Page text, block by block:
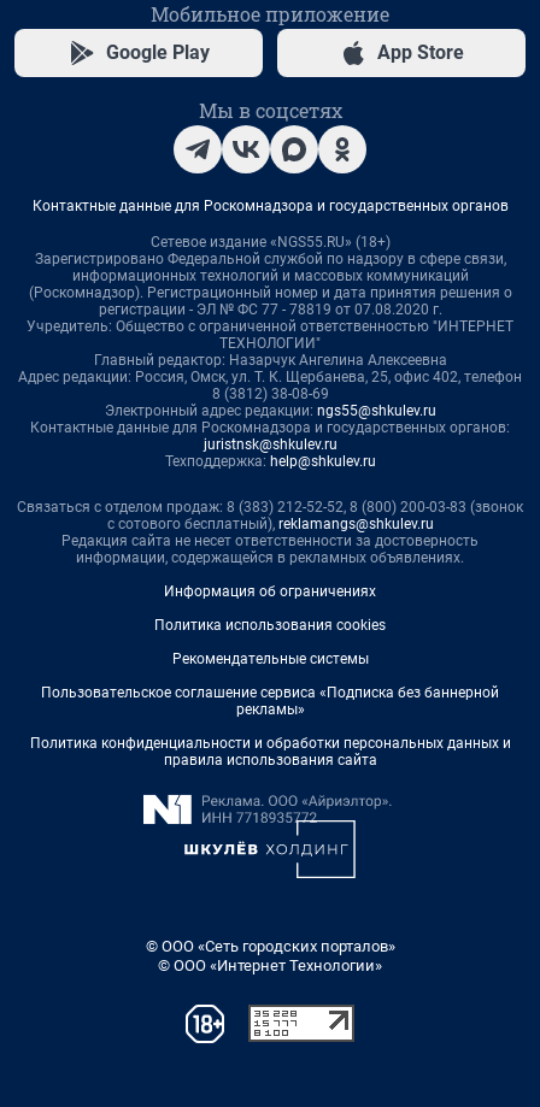
Мобильное приложение
Google Play App Store
Мы в соцсетях
Контактные данные для Роскомнадзора и государственных органов
Сетевое издание «NGS55.RU» (18+)
Зарегистрировано Федеральной службой по надзору в сфере связи,
информационных технологий и массовых коммуникаций
(Роскомнадзор). Регистрационный номер и дата принятия решения о
регистрации - ЭЛ № ФС 77 - 78819 от 07.08.2020 г.
Учредитель: Общество с ограниченной ответственностью "ИНТЕРНЕТ
ТЕХНОЛОГИИ"
Главный редактор: Назарчук Ангелина Алексеевна
Адрес редакции: Россия, Омск, ул. Т. К. Щербанева, 25, офис 402, телефон
8 (3812) 38-08-69
Электронный адрес редакции: ngs55@shkulev.ru
Контактные данные для Роскомнадзора и государственных органов:
juristnsk@shkulev.ru
Техподдержка: help@shkulev.ru
Связаться с отделом продаж: 8 (383) 212-52-52, 8 (800) 200-03-83 (звонок
с сотового бесплатный), reklamangs@shkulev.ru
Редакция сайта не несет ответственности за достоверность
информации, содержащейся в рекламных объявлениях.
Информация об ограничениях
Политика использования cookies
Рекомендательные системы
Пользовательское соглашение сервиса «Подписка без баннерной
рекламы»
Политика конфиденциальности и обработки персональных данных и
правила использования сайта
© ООО «Сеть городских порталов»
© ООО «Интернет Технологии»